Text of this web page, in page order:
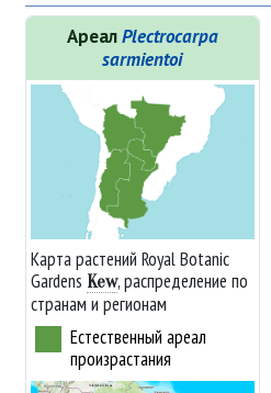
АреалPlectrocarpa
sarmientoi
Карта растений Royal Botanic
Gardens Kew, распределение по
странам и регионам
Естественный ареал
произрастания